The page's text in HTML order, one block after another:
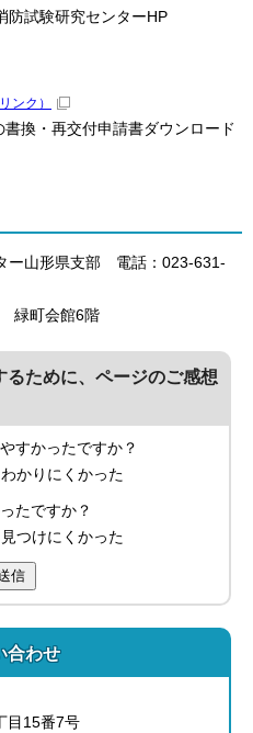
試験研究センターHP
ンク）
換・再交付申請書ダウンロード
ー山形県支部 電話：023-631-
緑町会館6階
るために、ページのご感想
すかったですか？
わかりにくかった
たですか？
見つけにくかった
信
合わせ
目15番7号